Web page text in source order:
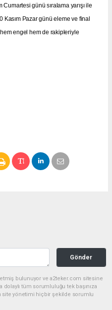
günü sıralama yarışı ile
Kasım Pazar günü eleme ve final
engel hem de rakipleriyle
Gönder
etmiş bulunuyor ve a2teker.com sitesine
dolaylı tüm sorumluluğu tek başınıza
site yönetimi hiçbir şekilde sorumlu